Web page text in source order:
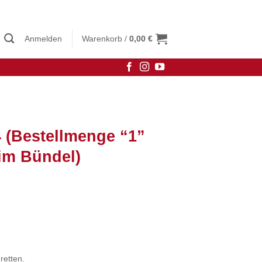
Anmelden Warenkorb / 0,00 €
“1”
Bündel)